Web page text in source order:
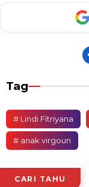
Tag
# Lindi Fitriyana
# anak virgoun
CARI TAHU